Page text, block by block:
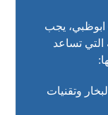
يجب
التي تساعد
وتقنيات